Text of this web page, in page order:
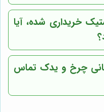
خریداری شده، آیا
چرخ و یدک تماس